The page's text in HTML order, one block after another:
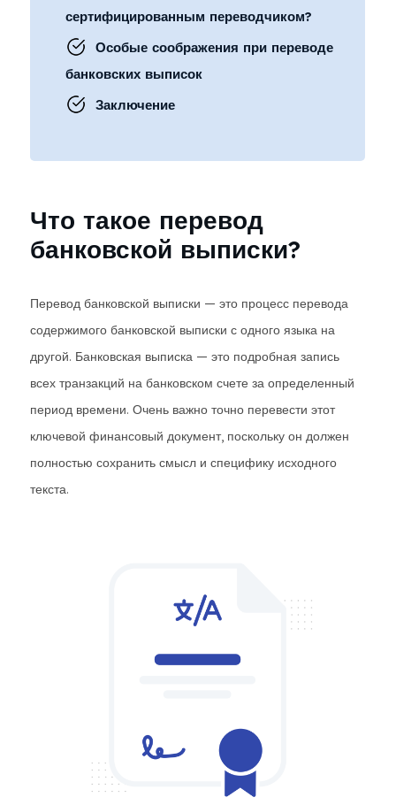
сертифицированным переводчиком?
Особые соображения при переводе
банковских выписок
Заключение
Что такое перевод
банковской выписки?
Перевод банковской выписки — это процесс перевода
содержимого банковской выписки с одного языка на
другой. Банковская выписка — это подробная запись
всех транзакций на банковском счете за определенный
период времени. Очень важно точно перевести этот
ключевой финансовый документ, поскольку он должен
полностью сохранить смысл и специфику исходного
текста.